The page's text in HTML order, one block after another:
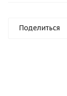
Поделиться